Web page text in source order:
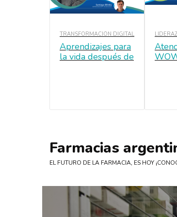
TRANSFORMACIÓN DIGITAL
Aprendizajes para
la vida después de
Atención
Farmacias
EL FUTURO DE LA FARMACIA, ES HOY